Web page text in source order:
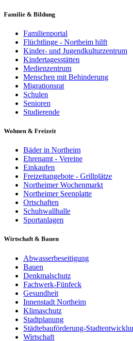
Familie & Bildung
Familienportal
Flüchtlinge - Northeim hilft
Kinder- und Jugendkulturzentrum
Kindertagesstätten
Medienzentrum
Menschen mit Behinderung
Migrationsrat
Schulen
Senioren
Studierende
Wohnen & Freizeit
Bäder in Northeim
Ehrenamt - Vereine
Einkaufen
Freizeitangebote - Grillplätze
Northeimer Wochenmarkt
Northeimer Seenplatte
Ortschaften
Schuhwallhalle
Sportanlagen
Wirtschaft & Bauen
Abwasserbeseitigung
Bauen
Denkmalschutz
Fachwerk-Fünfeck
Gesundheit
Innenstadt Northeim
Klimaschutz
Stadtplanung
Städtebauförderung-
Wirtschaft